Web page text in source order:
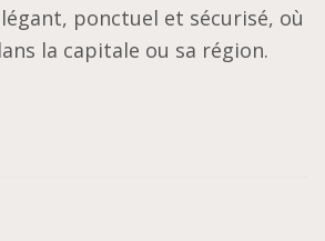
ponctuel et sécurisé, où
la capitale ou sa région.